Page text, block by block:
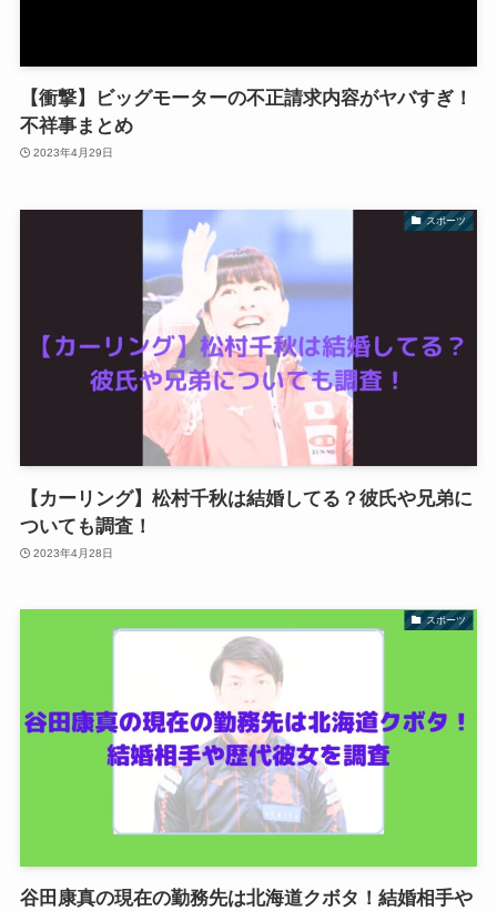
【衝撃】ビッグモーターの不正請求内容がヤバすぎ！
不祥事まとめ
2023年4月29日
スポーツ
【カーリング】松村千秋は結婚してる？彼氏や兄弟に
ついても調査！
2023年4月28日
スポーツ
谷田康真の現在の勤務先は北海道クボタ！結婚相手や